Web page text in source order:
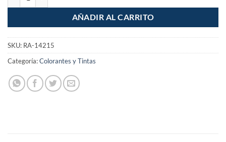
AÑADIR AL CARRITO
SKU: RA-14215
Categoría:Colorantes y Tintas